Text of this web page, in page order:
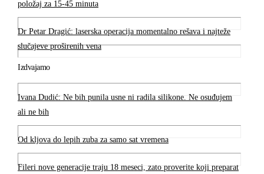
položaj za 15-45 minuta
Dr Petar Dragić: laserska operacija momentalno rešava i najteže
slučajeve proširenih vena
Izdvajamo
Ivana Dudić: Ne bih punila usne ni radila silikone. Ne osuđujem
ali ne bih
Od kljova do lepih zuba za samo sat vremena
Fileri nove generacije traju 18 meseci, zato proverite koji preparat